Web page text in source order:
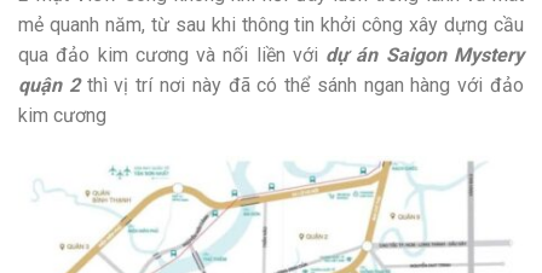
mẻ quanh năm, từ sau khi thông tin khởi công xây dựng cầu
qua đảo kim cương và nối liền với dự án Saigon Mystery
quận 2thì vị trí nơi này đã có thể sánh ngan hàng với đảo
kim cương